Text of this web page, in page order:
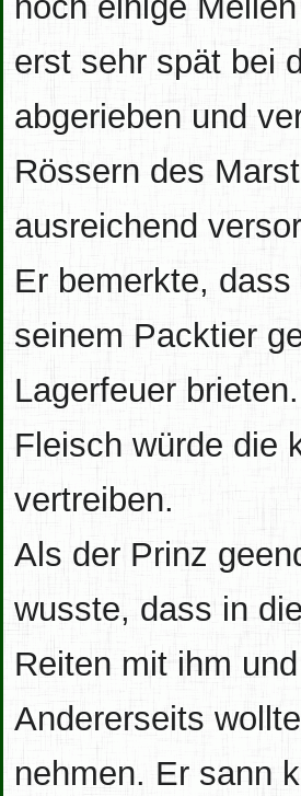
erst sehr spät bei
abgerieben und
Rössern des
ausreichend
Er bemerkte,
seinem Packtier
Lagerfeuer
Fleisch würde die
vertreiben.
Als der Prinz
wusste, dass in
Reiten mit ihm
Andererseits
nehmen. Er sann